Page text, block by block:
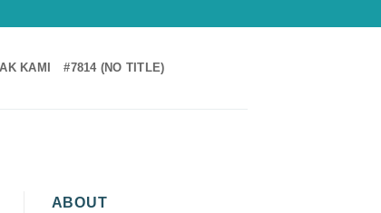
KAMI #7814 (NO TITLE)
ABOUT